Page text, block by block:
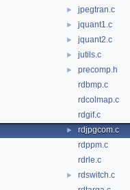
► jpegtran.c
► jquant1.c
► jquant2.c
► jutils.c
►
precomp.h
rdbmp.c
rdcolmap.c
rdgif.c
►
rdjpgcom.c
rdppm.c
rdrle.c
►
rdswitch.c